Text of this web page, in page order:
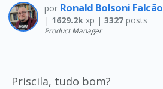
por Ronald Bolsoni Falcão
| 1629.2kxp | 3327posts
Product Manager
Priscila, tudo bom?